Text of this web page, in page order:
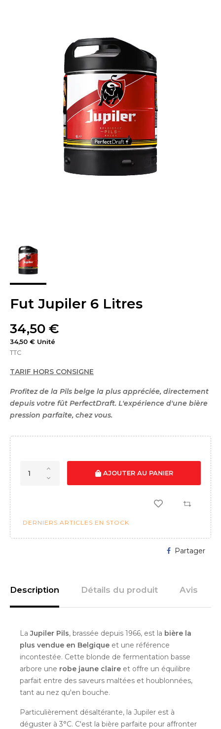
Fut Jupiler 6 Litres
34,50 €
34,50 € Unité
TTC
TARIF HORS CONSIGNE
Profitez de la Pils belge la plus appréciée, directement
depuis votre fût PerfectDraft. L'expérience d'une bière
pression parfaite, chez vous.
AJOUTER AU PANIER
DERNIERS ARTICLES EN STOCK
Partager
Description Détails du produit Avis
LaJupiler Pils, brassée depuis 1966, est la bière la
plus vendue en Belgique et une référence
incontestée. Cette blonde de fermentation basse
arbore une robe jaune claire et offre un équilibre
parfait entre des saveurs maltées et houblonnées,
tant au nez qu'en bouche.
Particulièrement désaltérante, la Jupiler est à
déguster à 3°C. C'est la bière parfaite pour affronter